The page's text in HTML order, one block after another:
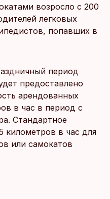
возросло с 200
легковых
попавших в
период
предоставлено
арендованных
в час в период с
Стандартное
километров в час для
или самокатов